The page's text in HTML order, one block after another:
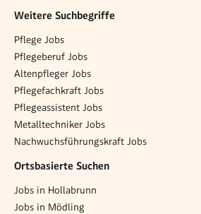
Weitere Suchbegriffe
Pflege Jobs
Pflegeberuf Jobs
Altenpfleger Jobs
Pflegefachkraft Jobs
Pflegeassistent Jobs
Metalltechniker Jobs
Nachwuchsführungskraft Jobs
Ortsbasierte Suchen
Jobs in Hollabrunn
Jobs in Mödling